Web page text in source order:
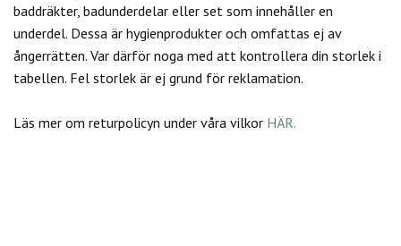
baddräkter, badunderdelar eller set som innehåller en
underdel. Dessa är hygienprodukter och omfattas ej av
ångerrätten. Var därför noga med att kontrollera din storlek i
tabellen. Fel storlek är ej grund för reklamation.
Läs mer om returpolicyn under våra vilkor HÄR.